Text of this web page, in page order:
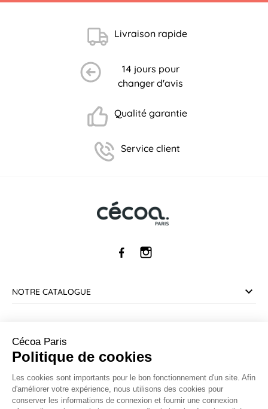
Livraison rapide
14 jours pour
changer d'avis
Qualité garantie
Service client
NOTRE CATALOGUE
INFORMATIONS
CONTACT
Cécoa Paris
Politique de cookies
Les cookies sont importants pour le bon fonctionnement d'un site. Afin
d'améliorer votre expérience, nous utilisons des cookies pour
conserver les informations de connexion et fournir une connexion